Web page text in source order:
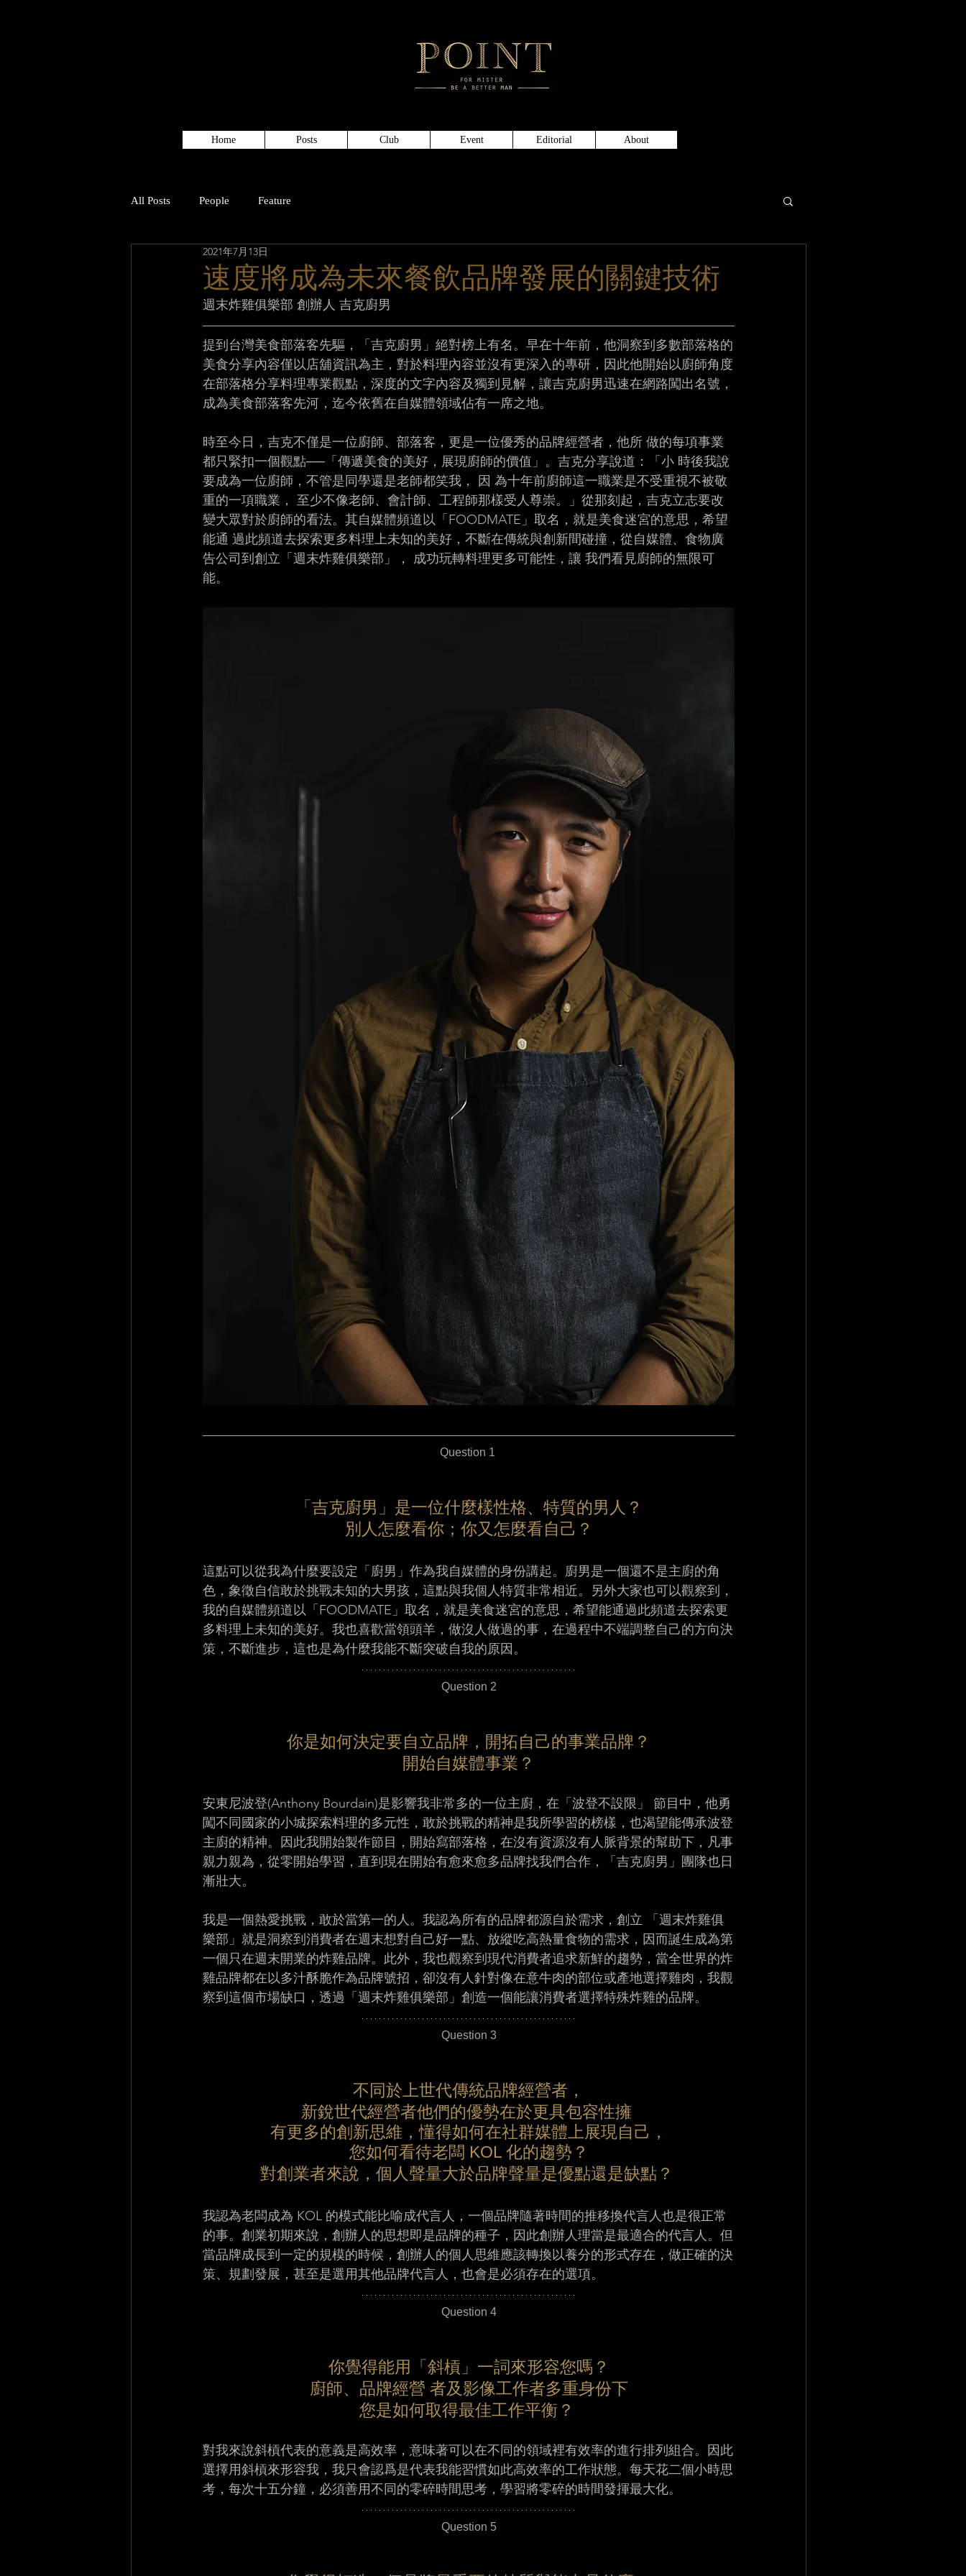
Home Posts Club Event Editorial About
All Posts People Feature
速度將成為未來餐飲品牌發展的關鍵技術
2021年7月13日
週末炸雞俱樂部 創辦人 吉克廚男
提到台灣美食部落客先驅，「吉克廚男」絕對榜上有名。早在十年前，他洞察到多數部落格的
美食分享內容僅以店舖資訊為主，對於料理內容並沒有更深入的專研，因此他開始以廚師角度
在部落格分享料理專業觀點，深度的文字內容及獨到見解，讓吉克廚男迅速在網路闖出名號，
成為美食部落客先河，迄今依舊在自媒體領域佔有一席之地。
時至今日，吉克不僅是一位廚師、部落客，更是一位優秀的品牌經營者，他所 做的每項事業
都只緊扣一個觀點──「傳遞美食的美好，展現廚師的價值」。吉克分享說道：「小 時後我說
要成為一位廚師，不管是同學還是老師都笑我， 因 為十年前廚師這一職業是不受重視不被敬
重的一項職業， 至少不像老師、會計師、工程師那樣受人尊崇。」從那刻起，吉克立志要改
變大眾對於廚師的看法。其自媒體頻道以「FOODMATE」取名，就是美食迷宮的意思，希望
能通 過此頻道去探索更多料理上未知的美好，不斷在傳統與創新間碰撞，從自媒體、食物廣
告公司到創立「週末炸雞俱樂部」， 成功玩轉料理更多可能性，讓 我們看見廚師的無限可
能。
Question 1
「吉克廚男」是一位什麼樣性格、特質的男人？
別人怎麼看你；你又怎麼看自己？
這點可以從我為什麼要設定「廚男」作為我自媒體的身份講起。廚男是一個還不是主廚的角
色，象徵自信敢於挑戰未知的大男孩，這點與我個人特質非常相近。另外大家也可以觀察到，
我的自媒體頻道以「FOODMATE」取名，就是美食迷宮的意思，希望能通過此頻道去探索更
多料理上未知的美好。我也喜歡當領頭羊，做沒人做過的事，在過程中不端調整自己的方向決
策，不斷進步，這也是為什麼我能不斷突破自我的原因。
Question 2
你是如何決定要自立品牌，開拓自己的事業品牌？
開始自媒體事業？
安東尼波登(Anthony Bourdain)是影響我非常多的一位主廚，在「波登不設限」 節目中，他勇
闖不同國家的小城探索料理的多元性，敢於挑戰的精神是我所學習的榜樣，也渴望能傳承波登
主廚的精神。因此我開始製作節目，開始寫部落格，在沒有資源沒有人脈背景的幫助下，凡事
親力親為，從零開始學習，直到現在開始有愈來愈多品牌找我們合作，「吉克廚男」團隊也日
漸壯大。
我是一個熱愛挑戰，敢於當第一的人。我認為所有的品牌都源自於需求，創立 「週末炸雞俱
樂部」就是洞察到消費者在週末想對自己好一點、放縱吃高熱量食物的需求，因而誕生成為第
一個只在週末開業的炸雞品牌。此外，我也觀察到現代消費者追求新鮮的趨勢，當全世界的炸
雞品牌都在以多汁酥脆作為品牌號招，卻沒有人針對像在意牛肉的部位或產地選擇雞肉，我觀
察到這個市場缺口，透過「週末炸雞俱樂部」創造一個能讓消費者選擇特殊炸雞的品牌。
Question 3
不同於上世代傳統品牌經營者，
新銳世代經營者他們的優勢在於更具包容性擁
有更多的創新思維，懂得如何在社群媒體上展現自己，
您如何看待老闆 KOL 化的趨勢？
對創業者來說，個人聲量大於品牌聲量是優點還是缺點？
我認為老闆成為 KOL 的模式能比喻成代言人，一個品牌隨著時間的推移換代言人也是很正常
的事。創業初期來說，創辦人的思想即是品牌的種子，因此創辦人理當是最適合的代言人。但
當品牌成長到一定的規模的時候，創辦人的個人思維應該轉換以養分的形式存在，做正確的決
策、規劃發展，甚至是選用其他品牌代言人，也會是必須存在的選項。
Question 4
你覺得能用「斜槓」一詞來形容您嗎？
廚師、品牌經營 者及影像工作者多重身份下
您是如何取得最佳工作平衡？
對我來說斜槓代表的意義是高效率，意味著可以在不同的領域裡有效率的進行排列組合。因此
選擇用斜槓來形容我，我只會認爲是代表我能習慣如此高效率的工作狀態。每天花二個小時思
考，每次十五分鐘，必須善用不同的零碎時間思考，學習將零碎的時間發揮最大化。
Question 5